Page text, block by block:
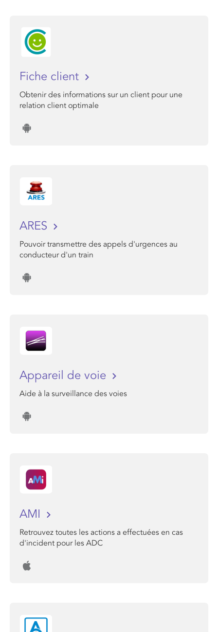
Fiche client
Obtenir des informations sur un client pour une
relation client optimale
ARES
Pouvoir transmettre des appels d'urgences au
conducteur d'un train
Appareil de voie
Aide à la surveillance des voies
AMI
Retrouvez toutes les actions a effectuées en cas
d'incident pour les ADC